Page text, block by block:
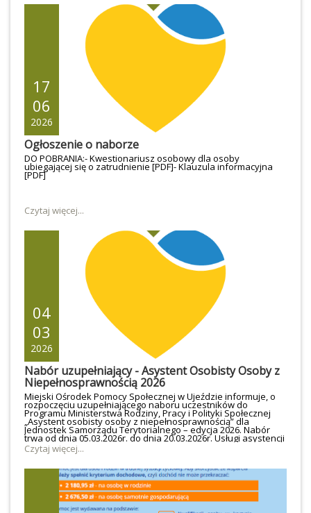
które mają problem z dostępem do Internetu lub trudności z
obsługą ankiety. Prośbę kierujemy szczególnie do osób
młodych, aby zaangażowali także swoich rodziców, dziadków i
sąsiadów, tak aby ich propozycje mogły przyczynić się do
zaplanowania dobrych rozwiązań dla Nas WSZYSTKICH.
Ankieta jest anonimowa. Wszystkie informacje będą
analizowane wyłącznie statystycznie.Z góry dziękujemy za
poświęcony czas i zaangażowanie! Link do ankiety:
UJAZD_ANKIETA POTRZEB i POTENCJAŁU LOKALNEJ
SPOŁECZNOŚCI W ZAKRESIE USŁUG SPOŁECZNYCH. – Wypełnij
formularz
17
06
2026
Ogłoszenie o naborze
DO POBRANIA:- Kwestionariusz osobowy dla osoby
ubiegającej się o zatrudnienie [PDF]- Klauzula informacyjna
[PDF]
Czytaj więcej...
04
03
2026
Nabór uzupełniający - Asystent Osobisty Osoby z
Niepełnosprawnością 2026
Miejski Ośrodek Pomocy Społecznej w Ujeździe informuje, o
rozpoczęciu uzupełniającego naboru uczestników do
Programu Ministerstwa Rodziny, Pracy i Polityki Społecznej
„Asystent osobisty osoby z niepełnosprawnością” dla
Jednostek Samorządu Terytorialnego – edycja 2026. Nabór
trwa od dnia 05.03.2026r. do dnia 20.03.2026r. Usługi asystencji
osobistej przyznawane będą na podstawie Karty zgłoszenia
do Programu „Asystent osobisty osoby z
Terytorialnego – edycja 2026 oraz na podstawie dokonanej
oceny indywidualnej sytuacji osoby z
niepełnosprawnością.Karty zgłoszenia do Programu wraz z
wymaganymi załącznikami (klauzula RODO oraz kopia
orzeczenia o niepełnosprawności lub stopniu
Czytaj więcej...